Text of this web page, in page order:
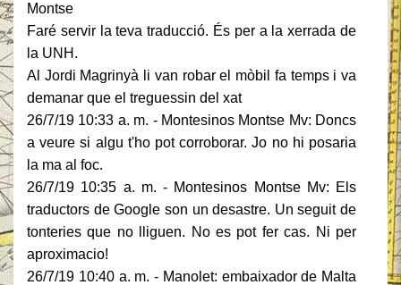
Montse
Faré servir la teva traducció. És per a la xerrada de
la UNH.
Al Jordi Magrinyà li van robar el mòbil fa temps i va
demanar que el treguessin del xat
26/7/19 10:33 a. m. - Montesinos Montse Mv: Doncs
a veure si algu t'ho pot corroborar. Jo no hi posaria
la ma al foc.
26/7/19 10:35 a. m. - Montesinos Montse Mv: Els
traductors de Google son un desastre. Un seguit de
tonteries que no lliguen. No es pot fer cas. Ni per
aproximacio!
26/7/19 10:40 a. m. - Manolet: embaixador de Malta